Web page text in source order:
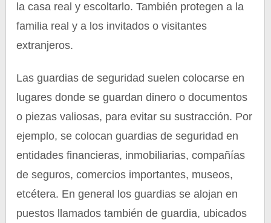
la casa real y escoltarlo. También protegen a la
familia real y a los invitados o visitantes
extranjeros.
Las guardias de seguridad suelen colocarse en
lugares donde se guardan dinero o documentos
o piezas valiosas, para evitar su sustracción. Por
ejemplo, se colocan guardias de seguridad en
entidades financieras, inmobiliarias, compañías
de seguros, comercios importantes, museos,
etcétera. En general los guardias se alojan en
puestos llamados también de guardia, ubicados